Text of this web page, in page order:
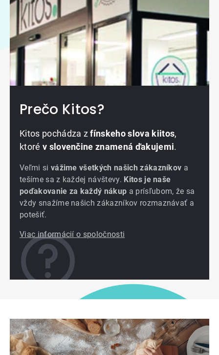
Prečo Kitos?
Kitos pochádza zfínskeho slova kiitos,
ktoré v slovenčine znamená ďakujemi.
Veľmi si vážime všetkých našich zákazníkov a
tešíme sa z každej návštevy. Kitos je naše
poďakovanie za každý nákup a prísľubom, že sa
vždy snažíme našich zákazníkov rozmaznávať a
potešiť.
Viac informácií o spoločnosti